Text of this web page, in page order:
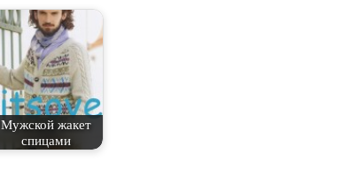
Мужской жакет
спицами